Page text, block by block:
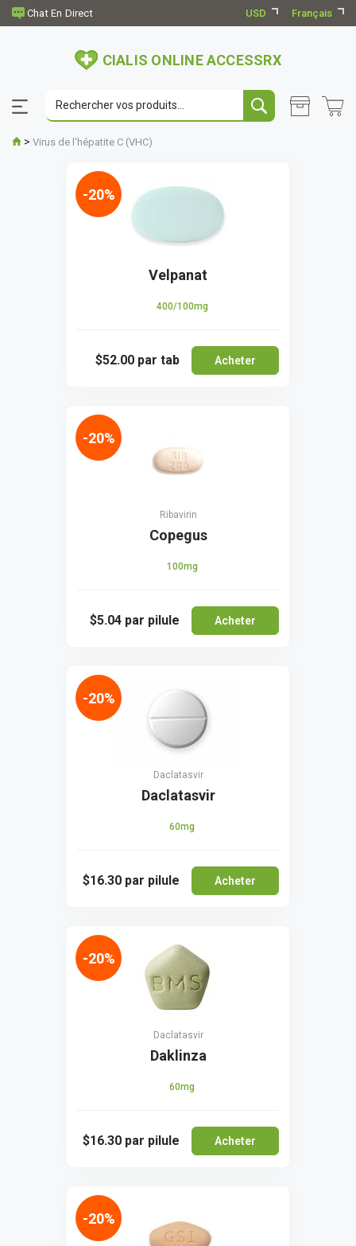
USD Français
CIALIS ONLINE ACCESSRX
> Virus de l'hépatite C (VHC)
Velpanat
400/100mg
$52.00 par tab Acheter
-20%
Ribavirin
Copegus
100mg
$5.04 par pilule Acheter
-20%
Daclatasvir
Daclatasvir
60mg
$16.30 par pilule Acheter
-20%
Daclatasvir
Daklinza
60mg
$16.30 par pilule Acheter
-20%
-20%